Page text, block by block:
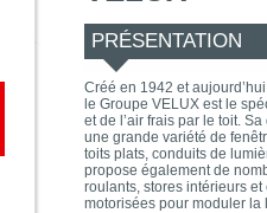
PRÉSENTATION
Créé en 1942 et
le Groupe VELUX est le
et de l’air frais par le toit.
une grande variété de
toits plats, conduits de
propose également de
roulants, stores intérieurs
motorisées pour moduler la